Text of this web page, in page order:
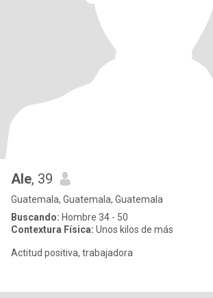
Ale, 39
Guatemala, Guatemala, Guatemala
Buscando: Hombre 34 - 50
Contextura Física: Unos kilos de más
Actitud positiva, trabajadora